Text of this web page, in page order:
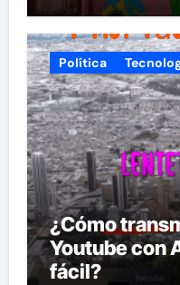
Política
¿Cómo
Youtube con
fácil?